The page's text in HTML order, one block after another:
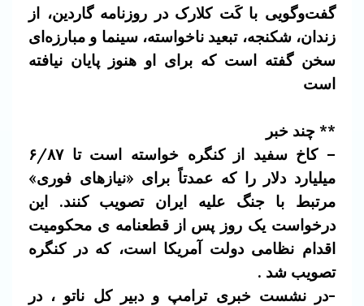
گفت‌وگویی با کَت کلارک در روزنامه گاردین، از
زندان، شکنجه، تبعید ناخواسته، سینما و مبارزه‌ای
سخن گفته است که برای او هنوز پایان نیافته
است
** چند خبر
– کاخ سفید از کنگره خواسته است تا ۶/۸۷
میلیارد دلار را که عمدتاً برای «نیازهای فوری»
مرتبط با جنگ علیه ایران تصویب کنند. این
درخواست یک روز پس از قطعنامه‌ ی محکومیت
اقدام نظامی دولت آمریکا است، که در کنگره
تصویب شد .
-در نشست خبری ترامپ و دبیر کل ناتو ، در